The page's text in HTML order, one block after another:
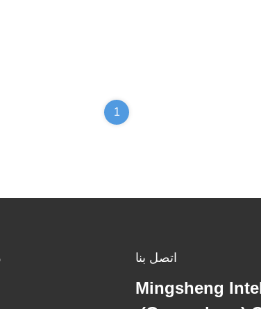
1
اتصل بنا
Mingsheng